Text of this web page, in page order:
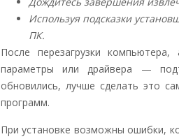
Используя подсказки
ПК.
После перезагрузки
параметры или драйвера —
обновились, лучше сделать это
программ.
При установке возможны ошибки,